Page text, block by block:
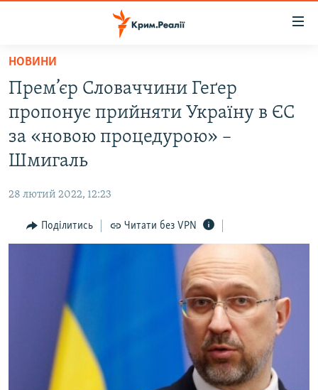
Перейти
основного
матеріалу
Перейти
до
основної
Перейти
пошуку
НОВИНИ
ВОДА.КРИМ
ВІДЕО ТА ФОТО
ПОЛІТИКА
ІНТЕРВ'Ю
ДЕПОРТАЦІЯ
ВІДЕОУРОКИ «ELIFBE»
СВІДЧЕННЯ ОКУПАЦІЇ
УКРАЇНСЬКА ПРОБЛЕМА КРИМУ
ЯК ОБІЙТИ БЛОКУВАННЯ
Русский
Qırımtatar
НОВИНИ
Прем’єр Словаччини Геґер
пропонує прийняти Україну в ЄС
за «новою процедурою» –
Шмигаль
28 лютий 2022, 12:23
Поділитись Читати без VPN